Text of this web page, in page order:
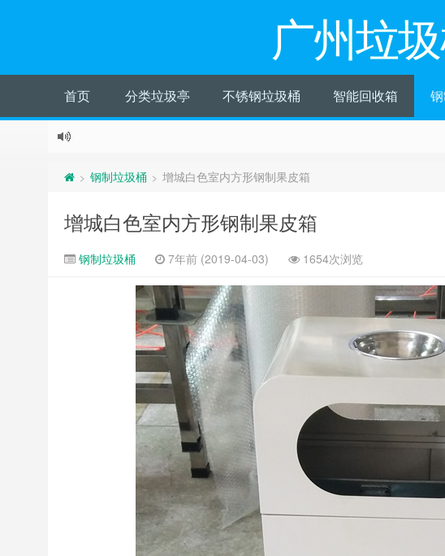
广州垃
首页 分类垃圾亭 不锈钢垃圾桶 智能回收箱
> 钢制垃圾桶 > 增城白色室内方形钢制果皮箱
增城白色室内方形钢制果皮箱
钢制垃圾桶 7年前 (2019-04-03) 1654次浏览